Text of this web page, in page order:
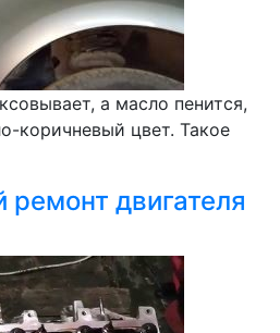
а масло пенится,
коричневый цвет. Такое
ремонт двигателя